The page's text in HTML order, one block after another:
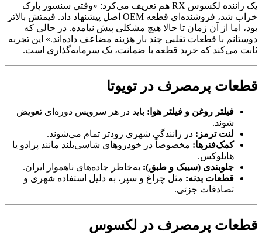
یک راننده لکسوس RX هم تعریف می‌کرد: «وقتی سنسور پارک
خراب شد، فروشنده‌ای قطعه OEM اصل پیشنهاد داد. قیمتش بالاتر
بود، اما از آن زمان تا حالا هیچ مشکلی پیش نیامده. در حالی که
دوستانم با قطعات تقلبی چند بار هزینه مضاعف داده‌اند.» این تجربه
ثابت می‌کند که خرید قطعه با ضمانت، یک سرمایه‌گذاری است.
قطعات پرمصرف در تویوتا
فیلتر روغن و فیلتر هوا: باید در هر سرویس دوره‌ای تعویض
شوند.
لنت ترمز: در رانندگی شهری زودتر تمام می‌شوند.
کمک‌فنرها: مخصوصاً در خودروهای شاسی‌بلند مانند پرادو یا
هایلوکس.
جلوبندی (سیبک و طبق): به‌خاطر جاده‌های ناهموار ایران.
قطعات بدنه: مثل چراغ و سپر، به دلیل استفاده شهری و
تصادفات جزئی.
قطعات پرمصرف در لکسوس